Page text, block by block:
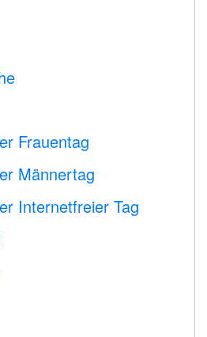
Frauentag
Männertag
Internetfreier Tag